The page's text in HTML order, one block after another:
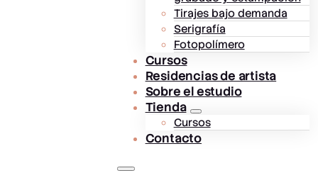
Tirajes bajo demanda
Serigrafía
Fotopolímero
Cursos
Residencias de artista
Sobre el estudio
Tienda
Cursos
Contacto